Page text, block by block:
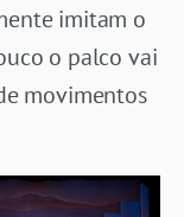
imitam o
o palco vai
movimentos